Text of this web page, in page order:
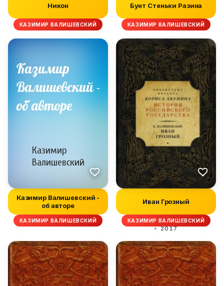
Никон
КАЗИМИР ВАЛИШЕВСКИЙ
Бунт Стеньки Разина
КАЗИМИР ВАЛИШЕВСКИЙ
Казимир Валишевский -
об авторе
КАЗИМИР ВАЛИШЕВСКИЙ
Иван Грозный
КАЗИМИР ВАЛИШЕВСКИЙ
2017